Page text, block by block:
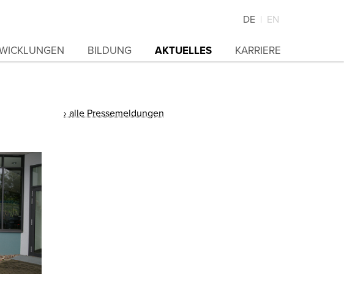
BILDUNG AKTUELLES KARRIERE
DE EN
alle Pressemeldungen